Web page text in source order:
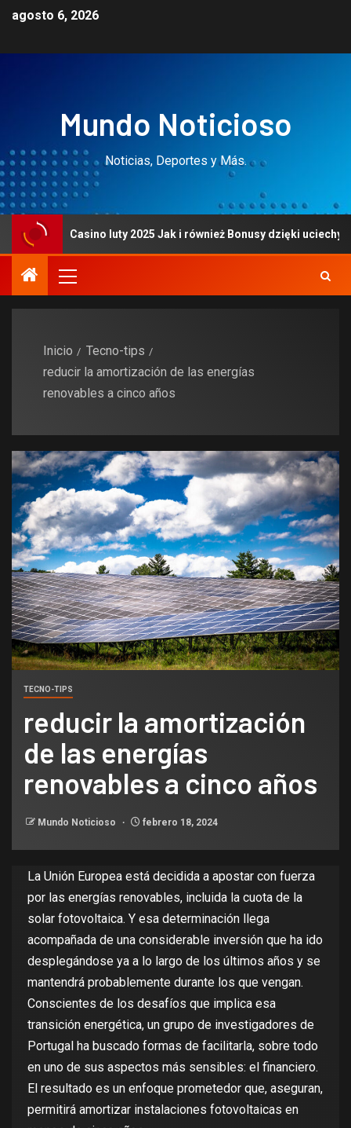
agosto 6, 2026
Mundo Noticioso
Noticias, Deportes y Más.
Casino luty 2025 Jak i również Bonusy dzięki uciechy i karty
Inicio
Tecno-tips
reducir la amortización de las energías
renovables a cinco años
TECNO-TIPS
reducir la amortización
de las energías
renovables a cinco años
Mundo Noticioso febrero 18, 2024
La Unión Europea está decidida a apostar con fuerza
por las energías renovables, incluida la cuota de la
solar fotovoltaica. Y esa determinación llega
acompañada de una considerable inversión que ha ido
desplegándose ya a lo largo de los últimos años y se
mantendrá probablemente durante los que vengan.
Conscientes de los desafíos que implica esa
transición energética, un grupo de investigadores de
Portugal ha buscado formas de facilitarla, sobre todo
en uno de sus aspectos más sensibles: el financiero.
El resultado es un enfoque prometedor que, aseguran,
permitirá amortizar instalaciones fotovoltaicas en